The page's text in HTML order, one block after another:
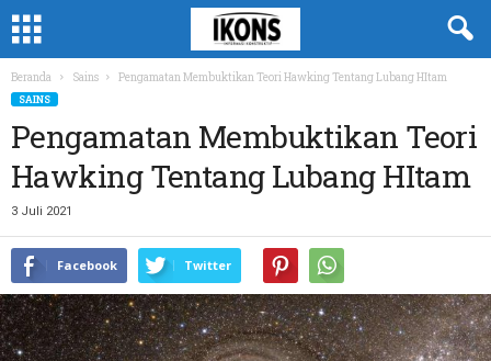
Beranda Sains Pengamatan Membuktikan Teori Hawking Tentang Lubang HItam
SAINS
Pengamatan Membuktikan Teori
Hawking Tentang Lubang HItam
3 Juli 2021
Facebook Twitter